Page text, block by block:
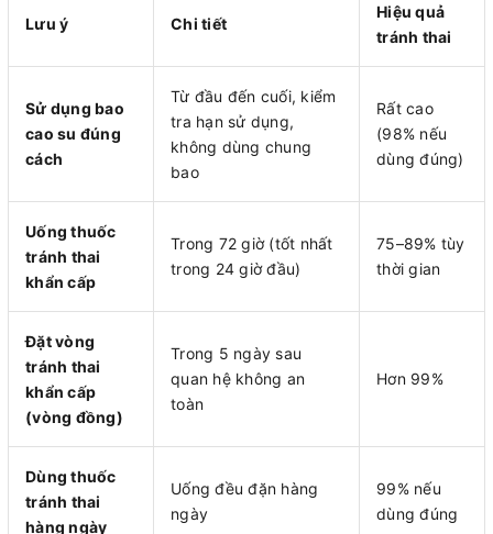
Lưu ý Chi tiết
Hiệu quả
tránh thai
Sử dụng bao
cao su đúng
cách
Từ đầu đến cuối, kiểm
tra hạn sử dụng,
không dùng chung
bao
Rất cao
(98% nếu
dùng đúng)
Uống thuốc
tránh thai
khẩn cấp
Trong 72 giờ (tốt nhất
trong 24 giờ đầu)
75–89% tùy
thời gian
Đặt vòng
tránh thai
khẩn cấp
(vòng đồng)
Trong 5 ngày sau
quan hệ không an
toàn
Hơn 99%
Dùng thuốc
tránh thai
hàng ngày
Uống đều đặn hàng
ngày
99% nếu
dùng đúng